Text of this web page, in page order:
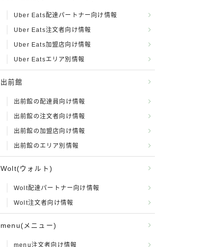
Uber Eats配達パートナー向け情報
Uber Eats注文者向け情報
Uber Eats加盟店向け情報
Uber Eatsエリア別情報
出前館
出前館の配達員向け情報
出前館の注文者向け情報
出前館の加盟店向け情報
出前館のエリア別情報
Wolt(ウォルト)
Wolt配達パートナー向け情報
Wolt注文者向け情報
menu(メニュー)
menu注文者向け情報